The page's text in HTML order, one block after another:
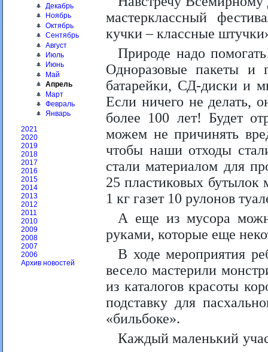
Декабрь
Ноябрь
Октябрь
Сентябрь
Август
Июль
Июнь
Май
Апрель
Март
Февраль
Январь
2021
2020
2019
2018
2017
2016
2015
2014
2013
2012
2011
2010
2009
2008
2007
2006
Архив новостей
мастерклассный
кучки – классные
Природе надо
Одноразовые пакеты и
батарейки, СД-диски и
Если ничего не делать,
более 100 лет! Будет
можем не причинять
чтобы наши отходы
стали материалом для
25 пластиковых бутылок
1 кг газет 10 рулонов
А еще из мусора
руками, которые еще
В ходе мероприятия
весело мастерили
из каталогов красоты
подставку для
«бильбоке».
Каждый маленький